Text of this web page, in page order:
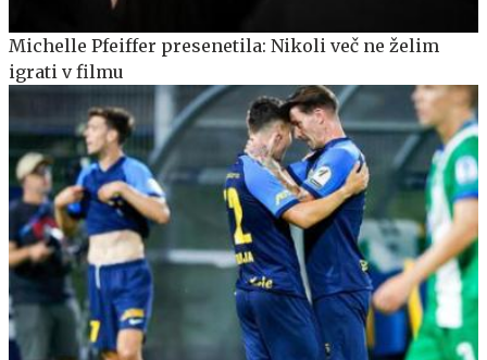
Michelle Pfeiffer presenetila: Nikoli več ne želim
igrati v filmu